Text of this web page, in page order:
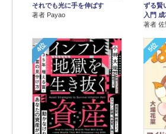
それでも光に手を伸ばす
著者 Payao
ずる賢
入門
著者
4位 5位